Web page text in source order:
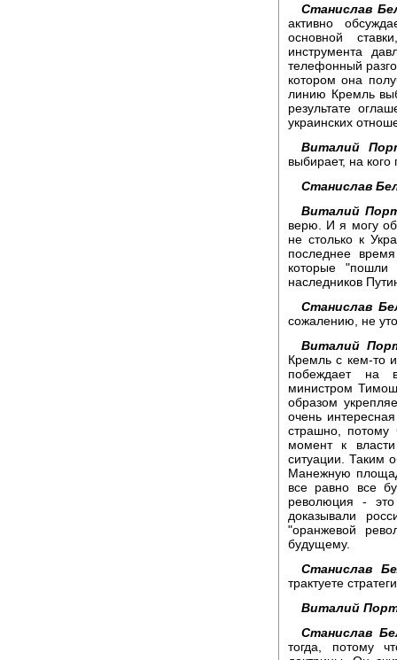
Станислав
активно
основной
инструмента
телефонный
котором она
линию Кремль
результате
украинских
Виталий
выбирает, на
Станислав
Виталий
верю. И я могу
не столько к
последнее
которые "пошли
наследников
Станислав
сожалению, не
Виталий
Кремль с кем-то
побеждает на
министром
образом
очень
страшно, потому
момент к
ситуации. Таким
Манежную
все равно все
революция -
доказывали
"оранжевой
будущему.
Станислав
трактуете
Виталий
Станислав
тогда, потому